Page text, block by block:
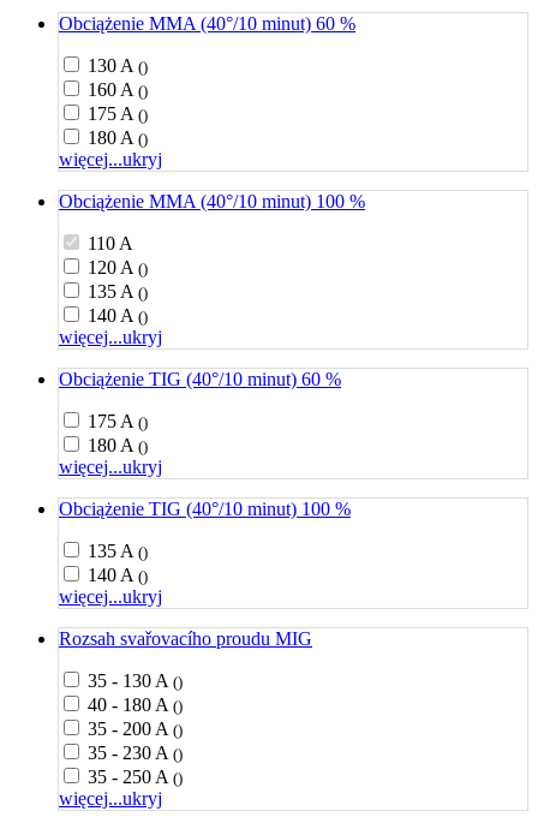
Obciążenie MMA (40°/10 minut) 60 %
130 A ()
160 A ()
175 A ()
180 A ()
więcej...ukryj
Obciążenie MMA (40°/10 minut) 100 %
110 A
120 A ()
135 A ()
140 A ()
więcej...ukryj
Obciążenie TIG (40°/10 minut) 60 %
175 A ()
180 A ()
więcej...ukryj
Obciążenie TIG (40°/10 minut) 100 %
135 A ()
140 A ()
więcej...ukryj
Rozsah svařovacího proudu MIG
35 - 130 A ()
40 - 180 A ()
35 - 200 A ()
35 - 230 A ()
35 - 250 A ()
więcej...ukryj